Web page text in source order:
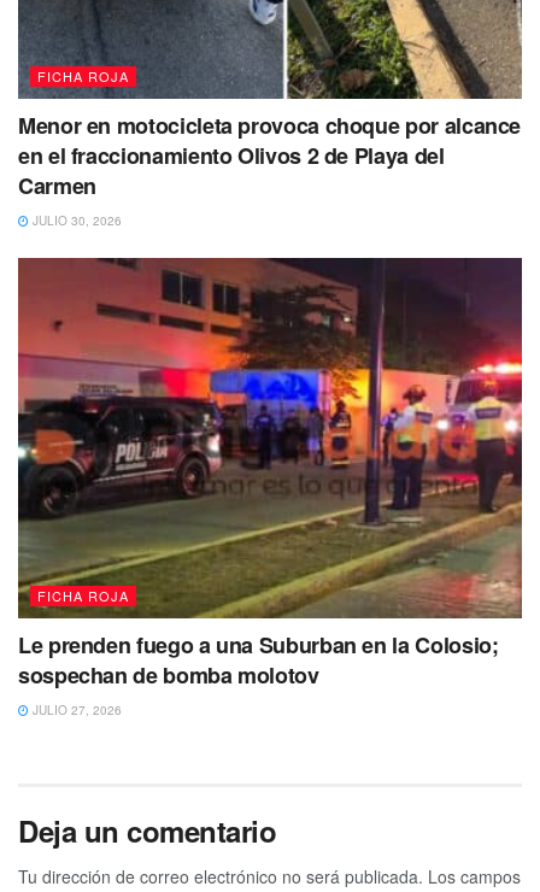
FICHA ROJA
Menor en motocicleta provoca choque por alcance
en el fraccionamiento Olivos 2 de Playa del
Carmen
JULIO 30, 2026
FICHA ROJA
Le prenden fuego a una Suburban en la Colosio;
sospechan de bomba molotov
JULIO 27, 2026
Deja un comentario
Tu dirección de correo electrónico no será publicada. Los campos